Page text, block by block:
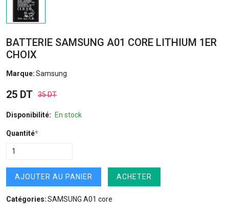
BATTERIE SAMSUNG A01 CORE LITHIUM 1ER
CHOIX
Marque:Samsung
25 DT 35 DT
Disponibilité: En stock
Quantité*
AJOUTER AU PANIER ACHETER
Catégories:SAMSUNG A01 core